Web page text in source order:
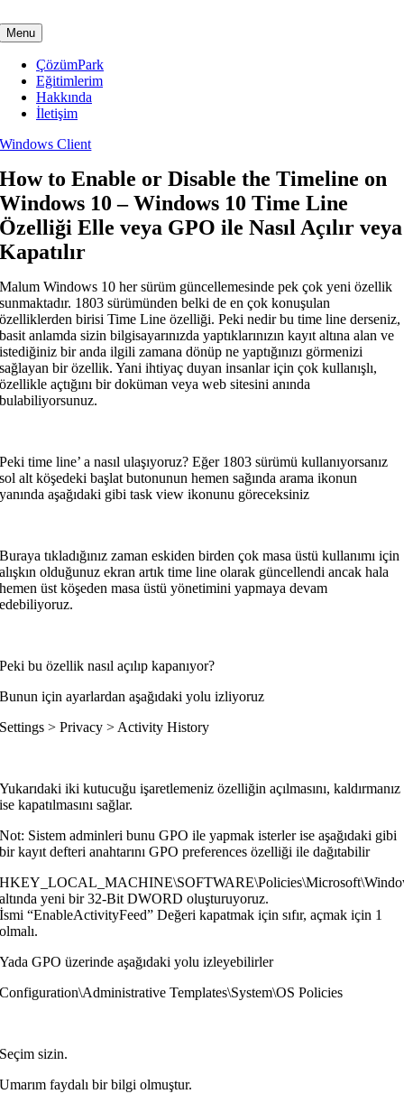
to
content
Menu
ÇözümPark
Eğitimlerim
Hakkında
İletişim
Windows Client
How to Enable or Disable the Timeline on
Windows 10 – Windows 10 Time Line
Özelliği Elle veya GPO ile Nasıl Açılır veya
Kapatılır
Malum Windows 10 her sürüm güncellemesinde pek çok yeni özellik
sunmaktadır. 1803 sürümünden belki de en çok konuşulan
özelliklerden birisi Time Line özelliği. Peki nedir bu time line derseniz,
basit anlamda sizin bilgisayarınızda yaptıklarınızın kayıt altına alan ve
istediğiniz bir anda ilgili zamana dönüp ne yaptığınızı görmenizi
sağlayan bir özellik. Yani ihtiyaç duyan insanlar için çok kullanışlı,
özellikle açtığını bir doküman veya web sitesini anında
bulabiliyorsunuz.
Peki time line’ a nasıl ulaşıyoruz? Eğer 1803 sürümü kullanıyorsanız
sol alt köşedeki başlat butonunun hemen sağında arama ikonun
yanında aşağıdaki gibi task view ikonunu göreceksiniz
Buraya tıkladığınız zaman eskiden birden çok masa üstü kullanımı için
alışkın olduğunuz ekran artık time line olarak güncellendi ancak hala
hemen üst köşeden masa üstü yönetimini yapmaya devam
edebiliyoruz.
Peki bu özellik nasıl açılıp kapanıyor?
Bunun için ayarlardan aşağıdaki yolu izliyoruz
Settings > Privacy > Activity History
Yukarıdaki iki kutucuğu işaretlemeniz özelliğin açılmasını, kaldırmanız
ise kapatılmasını sağlar.
Not: Sistem adminleri bunu GPO ile yapmak isterler ise aşağıdaki gibi
bir kayıt defteri anahtarını GPO preferences özelliği ile dağıtabilir
altında yeni bir 32-Bit DWORD oluşturuyoruz.
İsmi “EnableActivityFeed” Değeri kapatmak için sıfır, açmak için 1
olmalı.
Yada GPO üzerinde aşağıdaki yolu izleyebilirler
Configuration\Administrative Templates\System\OS Policies
Seçim sizin.
Umarım faydalı bir bilgi olmuştur.